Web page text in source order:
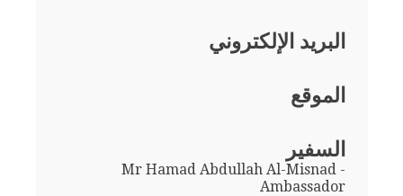
البريد الإلكتروني
الموقع
السفير
Mr Hamad Abdullah Al-Misnad -
Ambassador